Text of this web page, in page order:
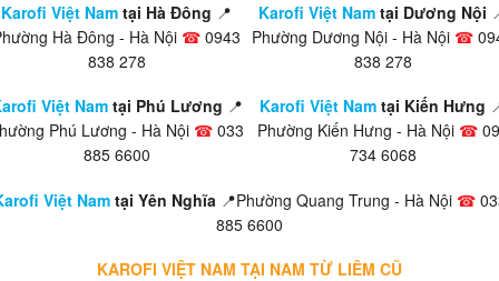
Karofi Việt Nam tại Hà Đông 📍
Hà Đông - Hà Nội ☎ 0943
838 278
Karofi Việt Nam tại Dương Nội
Phường Dương Nội - Hà Nội ☎
838 278
Việt Namtại Phú Lương 📍
Phú Lương - Hà Nội ☎ 033
885 6600
Karofi Việt Nam tại Kiến Hưng
Phường Kiến Hưng - Hà Nội ☎
734 6068
Việt Namtại Yên Nghĩa 📍Phường Quang Trung - Hà Nội ☎
885 6600
KAROFI VIỆT NAM TẠI NAM TỪ LIÊM CŨ